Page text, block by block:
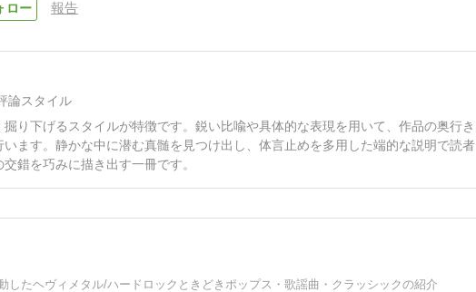
報告
論スタイル
り下げるスタイルが特徴です。鋭い比喩や具体的な表現を用いて、作品の奥行き
ます。静かな中に潜む真髄を見つけ出し、体言止めを多用した端的な説明で読者
錯を巧みに描き出す一冊です。
したヘヴィメタル/ハードロックときどきポップス・歌謡曲・クラッシックの紹介